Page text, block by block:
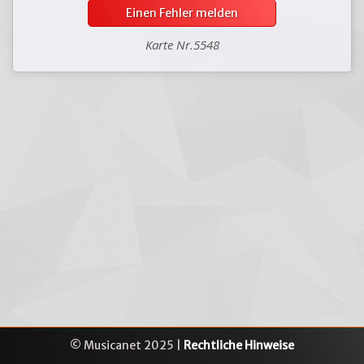
Einen Fehler melden
Karte Nr.5548
© Musicanet 2025 | Rechtliche Hinweise